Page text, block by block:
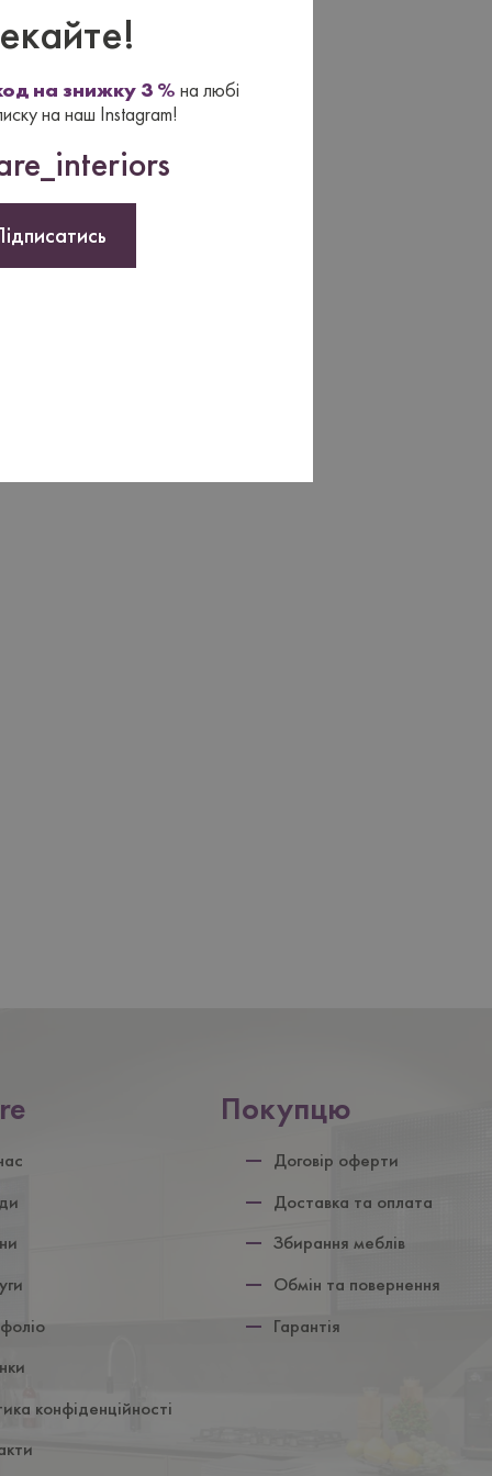
на знижку 3 % на любі
на наш Instagram!
конфіденційності
Покупцю
Договір оферти
Доставка та оплата
Збирання меблів
Обмін та повернення
Гарантія